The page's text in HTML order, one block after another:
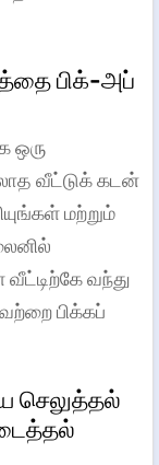
பிக்-அப்
ஒரு
வீட்டுக் கடன்
மற்றும்
வந்து
பிக்கப்
செலுத்தல்